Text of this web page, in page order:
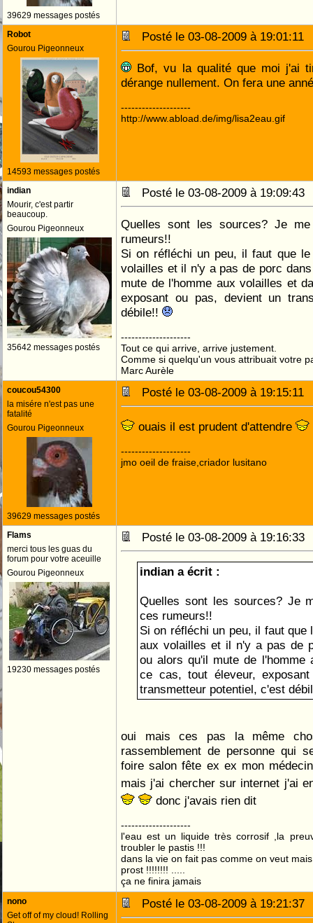
39629 messages postés
Robot
Gourou Pigeonneux
14593 messages postés
Posté le 03-08-2009 à
Bof, vu la qualité que moi j'ai
dérange nullement. On fera une
--------------------
http://www.abload.de/img/lisa2eau.gif
indian
Mourir, c'est partir
beaucoup.
Gourou Pigeonneux
35642 messages postés
Posté le 03-08-2009 à
Quelles sont les sources? Je
rumeurs!!
Si on réfléchi un peu, il faut que
volailles et il n'y a pas de porc
mute de l'homme aux volailles et
exposant ou pas, devient un
débile!!
--------------------
Tout ce qui arrive, arrive justement.
Comme si quelqu'un vous attribuait votre
Marc Aurèle
coucou54300
la misére n'est pas une
fatalité
Gourou Pigeonneux
39629 messages postés
Posté le 03-08-2009 à
ouais il est prudent d'attendre
--------------------
jmo oeil de fraise,criador lusitano
Flams
merci tous les guas du
forum pour votre aceuille
Gourou Pigeonneux
19230 messages postés
Posté le 03-08-2009 à
indian a écrit :
Quelles sont les sources? Je
ces rumeurs!!
Si on réfléchi un peu, il faut que
aux volailles et il n'y a pas de
ou alors qu'il mute de l'homme
ce cas, tout éleveur,
transmetteur potentiel, c'est
oui mais ces pas la même
rassemblement de personne qui
foire salon fête ex ex mon
mais j'ai chercher sur internet j'ai
donc j'avais rien dit
--------------------
l'eau est un liquide très corrosif ,la
troubler le pastis !!!
dans la vie on fait pas comme on veut
prost !!!!!!!! .....
ça ne finira jamais
nono
Get off of my cloud! Rolling
Posté le 03-08-2009 à